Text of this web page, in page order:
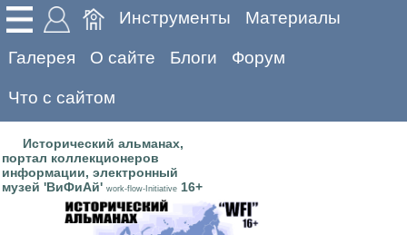
Инструменты Материалы
Галерея О сайте Блоги Форум
Что с сайтом
Исторический альманах,
портал коллекционеров
информации, электронный
музей 'ВиФиАй' work-flow-Initiative 16+